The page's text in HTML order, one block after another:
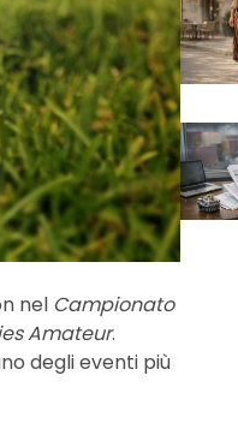
nel Campionato
Amateur.
degli eventi più